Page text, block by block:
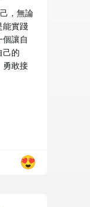
，無論
能實踐
讓自
己的
勇敢接